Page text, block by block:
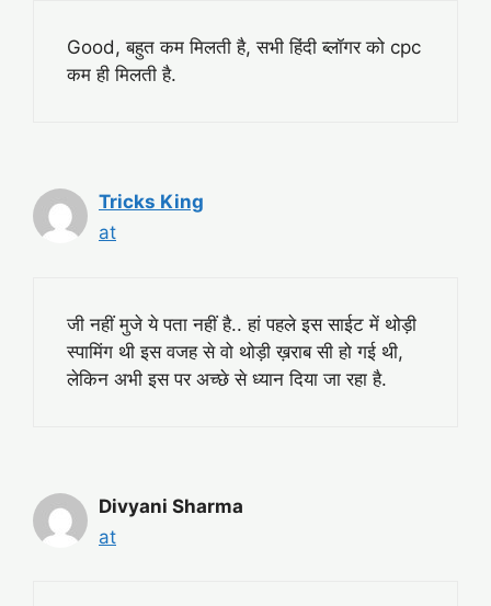
Good, बहुत कम मिलती है, सभी हिंदी ब्लॉगर को cpc
कम ही मिलती है.
Tricks King
at
जी नहीं मुजे ये पता नहीं है.. हां पहले इस साईट में थोड़ी
स्पामिंग थी इस वजह से वो थोड़ी ख़राब सी हो गई थी,
लेकिन अभी इस पर अच्छे से ध्यान दिया जा रहा है.
Divyani Sharma
at